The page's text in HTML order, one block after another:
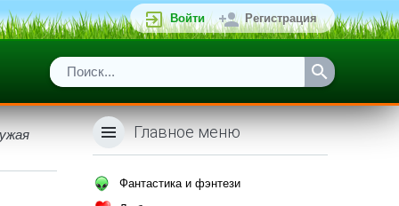
Войти Регистрация
Главное меню
Фантастика и фэнтези